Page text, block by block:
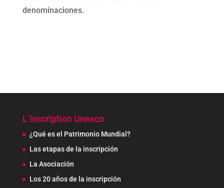
denominaciones.
L’Inscription Unesco
¿Qué es el Patrimonio Mundial?
Las etapas de la inscripción
La Asociación
Los 20 años de la inscripción